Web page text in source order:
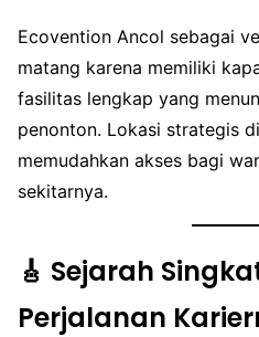
Ecovention Ancol sebagai
matang karena memiliki
fasilitas lengkap yang
penonton. Lokasi strategis
memudahkan akses bagi
sekitarnya.
🎸 Sejarah
Perjalanan